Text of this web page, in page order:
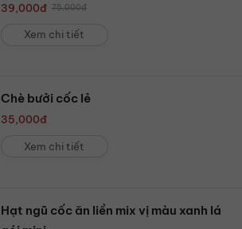
39,000đ 75,000đ
Xem chi tiết
Chè bưởi cốc lẻ
35,000đ
Xem chi tiết
Hạt ngũ cốc ăn liền mix vị màu xanh lá